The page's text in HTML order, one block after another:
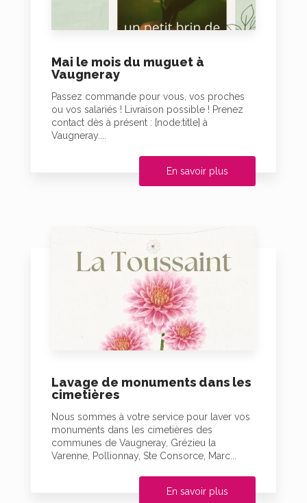
Mai le mois du muguet à
Vaugneray
Passez commande pour vous, vos proches
ou vos salariés ! Livraison possible ! Prenez
contact dès à présent : [node:title] à
Vaugneray....
En savoir plus
Lavage de monuments dans les
cimetières
Nous sommes à votre service pour laver vos
monuments dans les cimetières des
communes de Vaugneray, Grézieu la
Varenne, Pollionnay, Ste Consorce, Marc...
En savoir plus